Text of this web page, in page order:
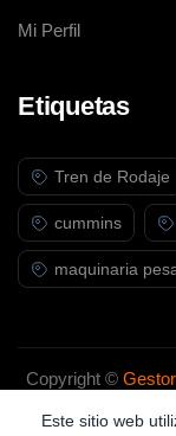
Mi Perfil
Etiquetas
Tren de Rodaje
cummins
maquinaria
Copyright ©
Este sitio web